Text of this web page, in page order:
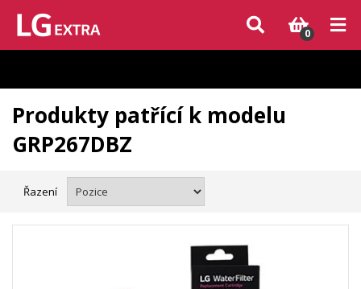
Vzhledem k aktuální situaci se může dodání dílů, které nejsou skladem,
zpozdit. Děkujeme za pochopení.
0
Produkty patřící k modelu
GRP267DBZ
Řazení